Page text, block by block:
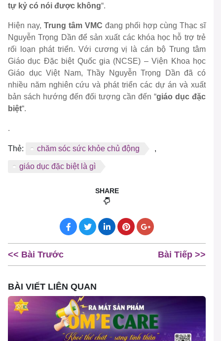
tự kỷ có nói được không“.
Hiện nay, Trung tâm VMC đang phối hợp cùng Thạc sĩ
Nguyễn Trọng Dần để sản xuất các khóa học hỗ trợ trẻ
rối loạn phát triển. Với cương vị là cán bộ Trung tâm
Giáo dục Đặc biệt Quốc gia (NCSE) – Viện Khoa học
Giáo dục Việt Nam, Thầy Nguyễn Trọng Dần đã có
nhiều năm nghiên cứu và phát triển các dự án và xuất
bản sách hướng đến đối tượng cần đến “giáo dục đặc
biệt“.
.
Thẻ: chăm sóc sức khỏe chủ động ,
giáo dục đặc biệt là gì
SHARE
<< Bài Trước Bài Tiếp >>
BÀI VIẾT LIÊN QUAN